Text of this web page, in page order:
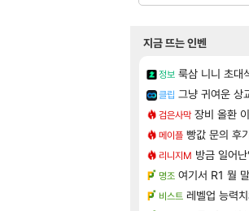
지금 뜨는 인벤
정보 룩삼 니니 초대
클립 그냥 귀여운 상
검은사막 장비 올환
메이플 빵값 문의 후
리니지M 방금 일어난
명조 여기서 R1 뭘
비스트 레벨업 능력